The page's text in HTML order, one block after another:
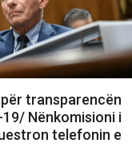
transparencën
Nënkomisioni i
telefonin e